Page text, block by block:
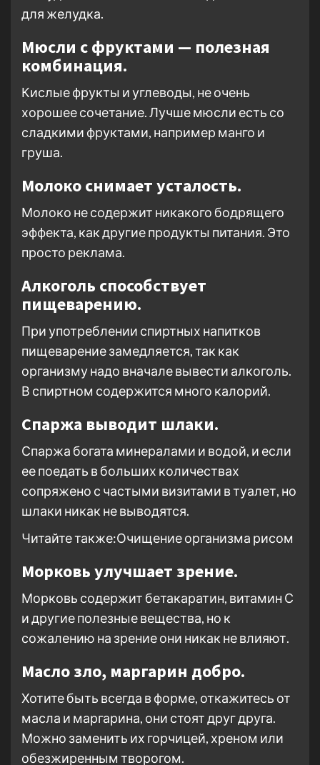
для желудка.
Мюсли с фруктами — полезная
комбинация.
Кислые фрукты и углеводы, не очень
хорошее сочетание. Лучше мюсли есть со
сладкими фруктами, например манго и
груша.
Молоко снимает усталость.
Молоко не содержит никакого бодрящего
эффекта, как другие продукты питания. Это
просто реклама.
Алкоголь способствует
пищеварению.
При употреблении спиртных напитков
пищеварение замедляется, так как
организму надо вначале вывести алкоголь.
В спиртном содержится много калорий.
Спаржа выводит шлаки.
Спаржа богата минералами и водой, и если
ее поедать в больших количествах
сопряжено с частыми визитами в туалет, но
шлаки никак не выводятся.
Читайте также:Очищение организма рисом
Морковь улучшает зрение.
Морковь содержит бетакаратин, витамин С
и другие полезные вещества, но к
сожалению на зрение они никак не влияют.
Масло зло, маргарин добро.
Хотите быть всегда в форме, откажитесь от
масла и маргарина, они стоят друг друга.
Можно заменить их горчицей, хреном или
обезжиренным творогом.